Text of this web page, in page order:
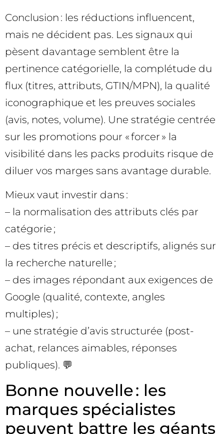
Conclusion : les réductions influencent,
mais ne décident pas. Les signaux qui
pèsent davantage semblent être la
pertinence catégorielle, la complétude du
flux (titres, attributs, GTIN/MPN), la qualité
iconographique et les preuves sociales
(avis, notes, volume). Une stratégie centrée
sur les promotions pour « forcer » la
visibilité dans les packs produits risque de
diluer vos marges sans avantage durable.
Mieux vaut investir dans :
– la normalisation des attributs clés par
catégorie ;
– des titres précis et descriptifs, alignés sur
la recherche naturelle ;
– des images répondant aux exigences de
Google (qualité, contexte, angles
multiples) ;
– une stratégie d’avis structurée (post-
achat, relances aimables, réponses
publiques). 💬
Bonne nouvelle : les
marques spécialistes
peuvent battre les géants